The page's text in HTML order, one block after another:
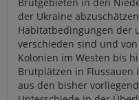
der Ukraine
Habitatbedingungen der
verschieden sind und
Kolonien im Westen bis
Brutplätzen in Flussauen
aus den bisher